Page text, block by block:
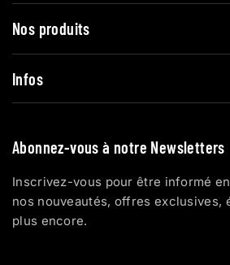
Nos produits
Infos
Abonnez-vous à notre Newsletters
Inscrivez-vous pour être informé
nos nouveautés, offres exclusives,
plus encore.